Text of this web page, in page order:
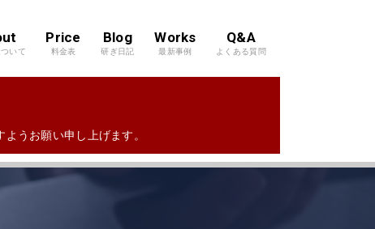
いて
Price
料金表
Blog
研ぎ日記
Works
最新事例
Q&A
よくある質問
うお願い申し上げます。